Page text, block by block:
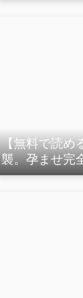
【無料で読め
襲。孕ませ完
化計画。黒の